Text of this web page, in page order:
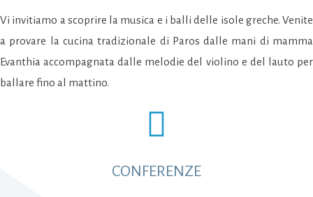
Vi invitiamo a scoprire la musica e i balli delle isole greche. Venite
a provare la cucina tradizionale di Paros dalle mani di mamma
Evanthia accompagnata dalle melodie del violino e del lauto per
ballare fino al mattino.
CONFERENZE